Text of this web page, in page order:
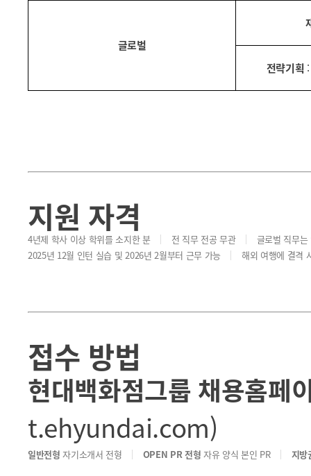
글로벌
전략기획
지원 자격
4년제 학사 이상 학위를 소지한 분 전 직무 전공 무관
글로벌 직무
2025년 12월 인턴 실습 및 2026년 2월부터 근무 가능
해외 여행에 결격
접수 방법
현대백화점그룹 채용홈페
t.ehyundai.com)
일반전형 자기소개서 전형 OPEN PR 전형 자유 양식 본인 PR 지방